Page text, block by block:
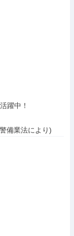
躍中！
備業法により)